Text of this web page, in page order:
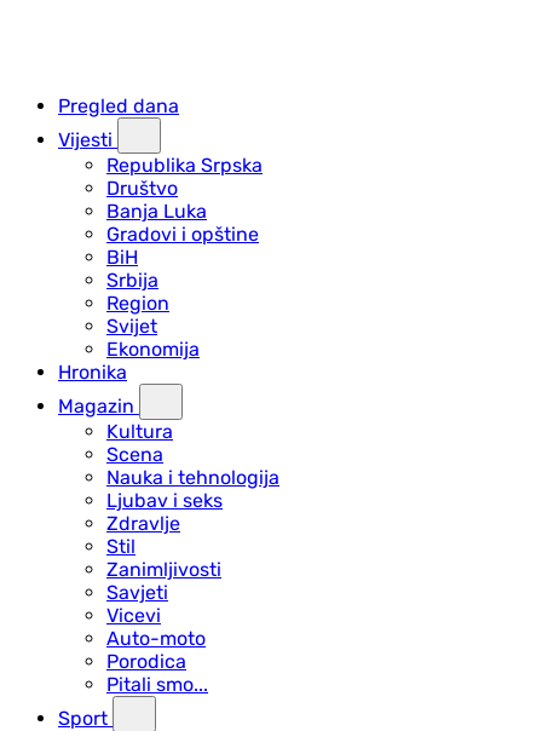
Pregled dana
Vijesti
Republika Srpska
Društvo
Banja Luka
Gradovi i opštine
BiH
Srbija
Region
Svijet
Ekonomija
Hronika
Magazin
Kultura
Scena
Nauka i tehnologija
Ljubav i seks
Zdravlje
Stil
Zanimljivosti
Savjeti
Vicevi
Auto-moto
Porodica
Pitali smo...
Sport